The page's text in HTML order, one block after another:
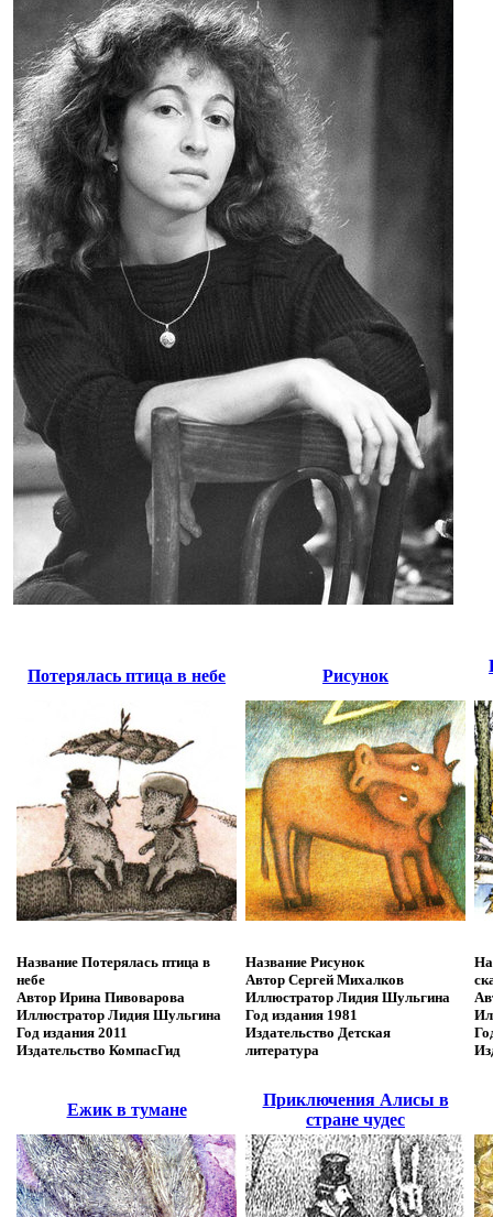
Потерялась птица в небе Рисунок
Название Потерялась птица в
небе
Автор Ирина Пивоварова
Иллюстратор Лидия Шульгина
Год издания 2011
Издательство КомпасГид
Название Рисунок
Автор Сергей Михалков
Иллюстратор Лидия Шульгина
Год издания 1981
Издательство Детская
литература
Ежик в тумане
Приключения Алисы в
стране чудес